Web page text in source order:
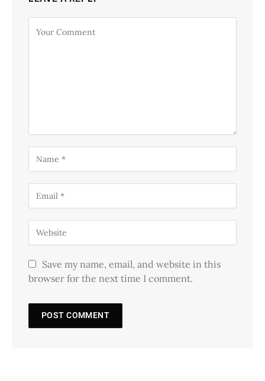
Save my name, email, and website in this
browser for the next time I comment.